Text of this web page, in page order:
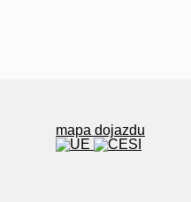
mapa dojazdu